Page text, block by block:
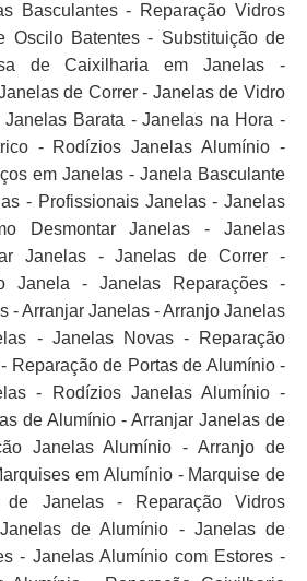
Basculantes - Reparação Vidros
Oscilo Batentes - Substituição de
de Caixilharia em Janelas -
de Correr - Janelas de Vidro
Barata - Janelas na Hora -
- Rodízios Janelas Alumínio -
em Janelas - Janela Basculante
- Profissionais Janelas - Janelas
Desmontar Janelas - Janelas
Janelas - Janelas de Correr -
Janela - Janelas Reparações -
- Arranjar Janelas - Arranjo Janelas
- Janelas Novas - Reparação
Reparação de Portas de Alumínio -
- Rodízios Janelas Alumínio -
de Alumínio - Arranjar Janelas de
Janelas Alumínio - Arranjo de
em Alumínio - Marquise de
Janelas - Reparação Vidros
de Alumínio - Janelas de
- Janelas Alumínio com Estores -